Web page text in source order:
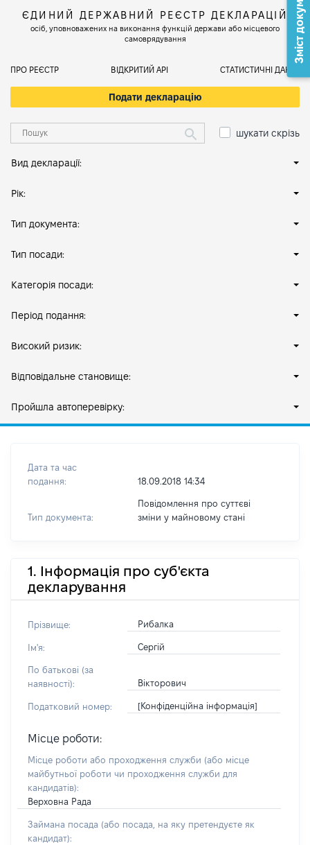
ЄДИНИЙ ДЕРЖАВНИЙ РЕЄСТР ДЕКЛАРАЦІЙ
осіб, уповноважених на виконання функцій держави або місцевого
самоврядування
ПРО РЕЄСТР ВІДКРИТИЙ АРІ СТАТИСТИЧНІ ДАНІ
Подати декларацію
шукати скрізь
Вид декларації:
Рік:
Тип документа:
Тип посади:
Категорія посади:
Період подання:
Високий ризик:
Відповідальне становище:
Пройшла автоперевірку:
Дата та час
подання:
18.09.2018 14:34
Тип документа:
Повідомлення про суттєві
зміни y майновому стані
1. Інформація про суб'єкта
декларування
Прізвище: Рибалка
Ім'я: Сергій
По батькові (за
наявності):
Вікторович
Податковий номер: [Конфіденційна інформація]
Місце роботи:
Місце роботи або проходження служби (або місце
майбутньої роботи чи проходження служби для
кандидатів):
Верховна Рада
Займана посада (або посада, на яку претендуєте як
кандидат):
Зміст документа